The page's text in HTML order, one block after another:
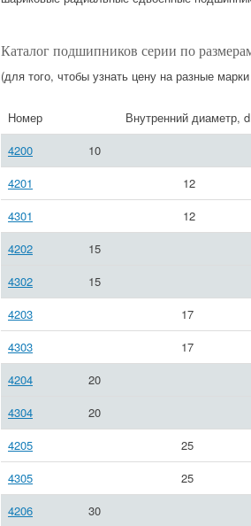
Каталог подшипников серии по
(для того, чтобы узнать цену на разные
Номер Внутренний диаметр, d
4200
10
4201
12
4301
12
4202
15
4302
15
4203
17
4303
17
4204
20
4304
20
4205
25
4305
25
4206
30